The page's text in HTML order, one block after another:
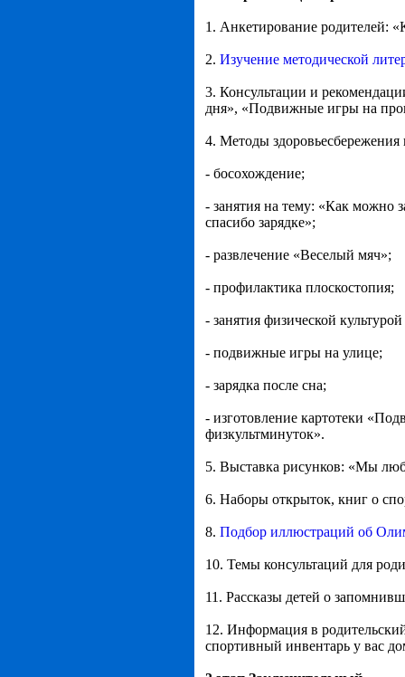
1. Анкетирование родителей:
2. Изучение методической
3. Консультации и
дня», «Подвижные игры на
4. Методы здоровьесбережения
- босохождение;
- занятия на тему: «Как можно
спасибо зарядке»;
- развлечение «Веселый мяч»;
- профилактика плоскостопия;
- занятия физической культурой
- подвижные игры на улице;
- зарядка после сна;
- изготовление картотеки
физкультминуток».
5. Выставка рисунков: «Мы
6. Наборы открыток, книг о
8. Подбор иллюстраций об
10. Темы консультаций для
11. Рассказы детей о
12. Информация в
спортивный инвентарь у вас